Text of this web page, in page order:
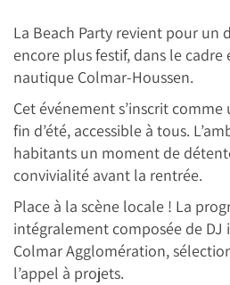
La Beach Party revient pour un
encore plus festif, dans le
nautique Colmar-Houssen.
Cet événement s’inscrit
fin d’été, accessible à tous.
habitants un moment de
convivialité avant la rentrée.
Place à la scène locale ! La
intégralement composée de DJ
Colmar Agglomération,
l’appel à projets.